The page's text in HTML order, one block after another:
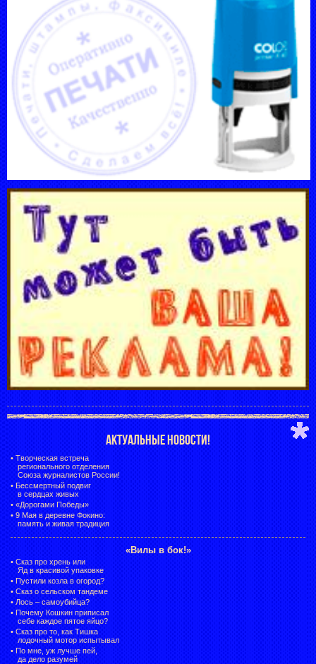
АКТУАЛЬНЫЕ НОВОСТИ!
• Творческая встреча
регионального отделения
Союза журналистов России!
• Бессмертный подвиг
в сердцах живых
• «Дорогами Победы»
• 9 Мая в деревне Фокино:
память и живая традиция
«Вилы в бок!»
• Сказ про хрень или
Яд в красивой упаковке
• Пустили козла в огород?
• Сказ о сельском тандеме
• Лось – самоубийца?
• Почему Кошкин приписал
себе каждое пятое яйцо?
• Сказ про то, как Тишка
лодочный мотор испытывал
• По мне, уж лучше пей,
да дело разумей